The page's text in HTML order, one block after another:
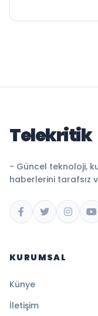
Telekritik
- Güncel teknoloji,
haberlerini tarafsız
KURUMSAL
Künye
İletişim